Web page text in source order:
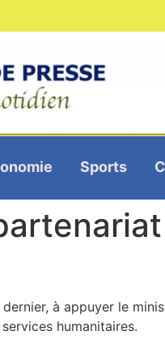
Sports
à appuyer le
humanitaires.